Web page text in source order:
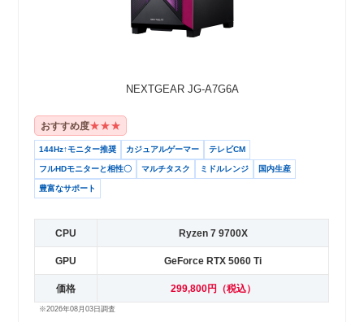
NEXTGEAR JG-A7G6A
おすすめ度★★★
144Hz↑モニター推奨 カジュアルゲーマー テレビCM
フルHDモニターと相性〇 マルチタスク ミドルレンジ 国内生産
豊富なサポート
CPU Ryzen 7 9700X
GPU GeForce RTX 5060 Ti
価格 299,800円（税込）
※2026年08月03日調査